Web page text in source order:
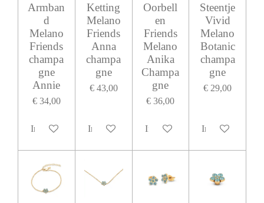
Armban
d
Melano
Friends
champa
gne
Annie
€ 34,00
In winkelwagen
Ketting
Melano
Friends
Anna
champa
gne
€ 43,00
In winkelwagen
Oorbell
en
Friends
Melano
Anika
Champa
gne
€ 36,00
In winkelwagen
Steentje
Vivid
Melano
Botanic
champa
gne
€ 29,00
In winkelwagen